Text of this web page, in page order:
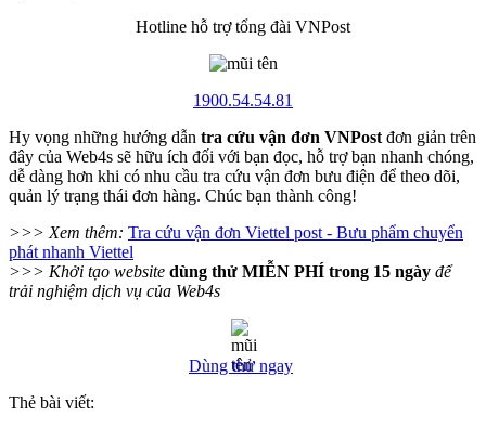
Hotline hỗ trợ tổng đài VNPost
1900.54.54.81
Hy vọng những hướng dẫn tra cứu vận đơn VNPost đơn giản trên
đây của Web4s sẽ hữu ích đối với bạn đọc, hỗ trợ bạn nhanh chóng,
dễ dàng hơn khi có nhu cầu tra cứu vận đơn bưu điện để theo dõi,
quản lý trạng thái đơn hàng. Chúc bạn thành công!
>>> Xem thêm: Tra cứu vận đơn Viettel post - Bưu phẩm chuyển
phát nhanh Viettel
>>> Khởi tạo website dùng thử MIỄN PHÍ trong 15 ngày để
trải nghiệm dịch vụ của Web4s
Dùng thử ngay
Thẻ bài viết: